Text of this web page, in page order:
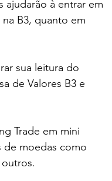
B3, quanto em
sua leitura do
de Valores B3 e
Trade em mini
de moedas como